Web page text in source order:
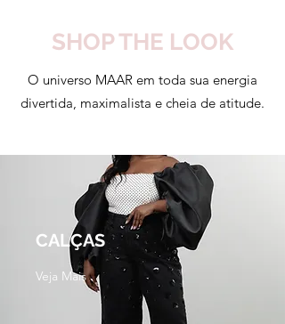
SHOP THE LOOK
O universo MAAR em toda sua energia
divertida, maximalista e cheia de atitude.
CALÇAS
Veja Mais